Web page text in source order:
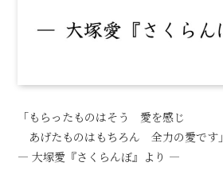
「もらったものはそう 愛を感じ
あげたものはもちろん 全力の愛です」
― 大塚愛『さくらんぼ』より ―